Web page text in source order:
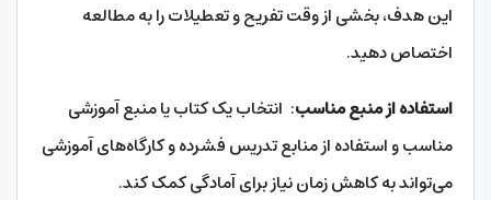
این هدف، بخشی از وقت تفریح و تعطیلات را به مطالعه
اختصاص دهید.
استفاده از منبع مناسب: انتخاب یک کتاب یا منبع آموزشی
مناسب و استفاده از منابع تدریس فشرده و کارگاه‌های آموزشی
می‌تواند به کاهش زمان نیاز برای آمادگی کمک کند.